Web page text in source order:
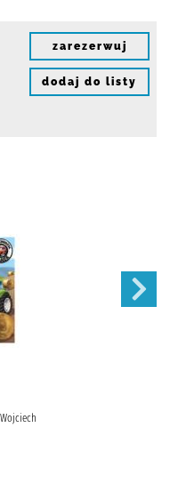
zarezerwuj
dodaj do listy